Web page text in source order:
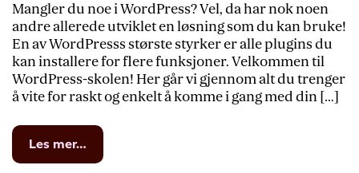
Mangler du noe i WordPress? Vel, da har nok noen
andre allerede utviklet en løsning som du kan bruke!
En av WordPresss største styrker er alle plugins du
kan installere for flere funksjoner. Velkommen til
WordPress-skolen! Her går vi gjennom alt du trenger
å vite for raskt og enkelt å komme i gang med din […]
Les mer…
WordPress-